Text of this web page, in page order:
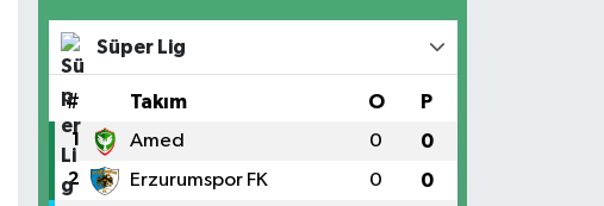
Halıcıoğlu Mahallesi Tunç Sokak 1 A Çıksalın,Alev
Ofluoğlu Semt Konağı yanı
0 (212) 369 45 49
Anka Eczanesi
Acıbadem Mahallesi Acıbadem Caddesi 76 A İŞ BANKASI
Süper Lig
# Takım O P
1 Amed 0 0
2 Erzurumspor FK 0 0